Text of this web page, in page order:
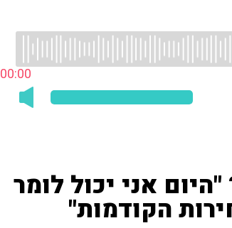
00:00
אני יכול לומר
הקודמות"